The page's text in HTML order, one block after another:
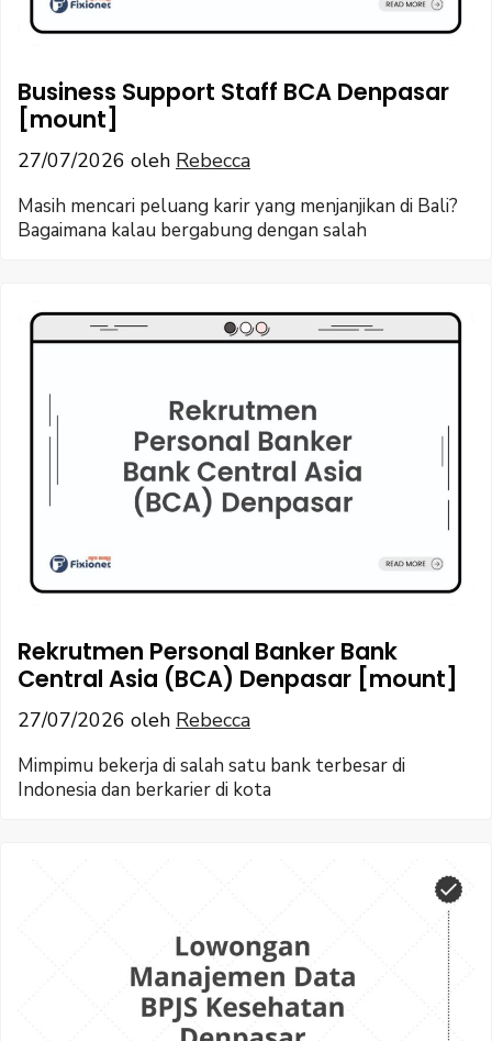
Business Support Staff BCA Denpasar
[mount]
27/07/2026 oleh Rebecca
Masih mencari peluang karir yang menjanjikan di Bali?
Bagaimana kalau bergabung dengan salah
Rekrutmen Personal Banker Bank
Central Asia (BCA) Denpasar [mount]
27/07/2026 oleh Rebecca
Mimpimu bekerja di salah satu bank terbesar di
Indonesia dan berkarier di kota